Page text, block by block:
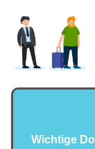
Wichtige